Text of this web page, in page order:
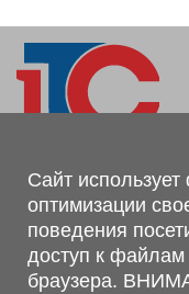
Магазин, склад
г. Минск, Минский р-
223062
г. Брест, ул.
Сайт
оптимизации
поведения
доступ к файлам
браузера.